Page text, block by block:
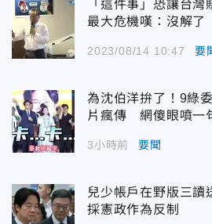
「這件事」恐讓台
最大危機嘆：沒解了
2023/08/14 10:47 要
為沈伯洋拚了！9綠
片瘋傳 網傻眼噴一
3小時前 要聞
兒少帳戶在野版三
採憲政作為反制